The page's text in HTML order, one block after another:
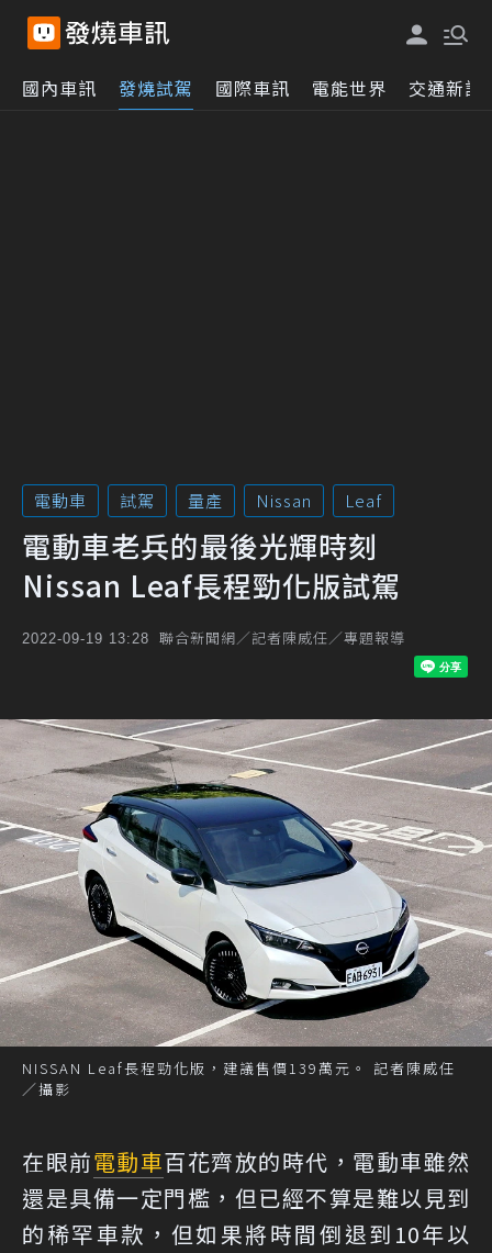
國內車訊 發燒試駕 國際車訊 電能世界 交通新訊
電動車 試駕 量產 Nissan Leaf
電動車老兵的最後光輝時刻
Nissan Leaf長程勁化版試駕
2022-09-19 13:28 聯合新聞網／記者陳威任／專題報導
NISSAN Leaf長程勁化版，建議售價139萬元。 記者陳威任
／攝影
在眼前電動車百花齊放的時代，電動車雖然
還是具備一定門檻，但已經不算是難以見到
的稀罕車款，但如果將時間倒退到10年以